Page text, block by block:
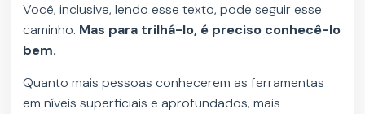
Você, inclusive, lendo esse texto, pode seguir esse
caminho. Mas para trilhá-lo, é preciso conhecê-lo
bem.
Quanto mais pessoas conhecerem as ferramentas
em níveis superficiais e aprofundados, mais